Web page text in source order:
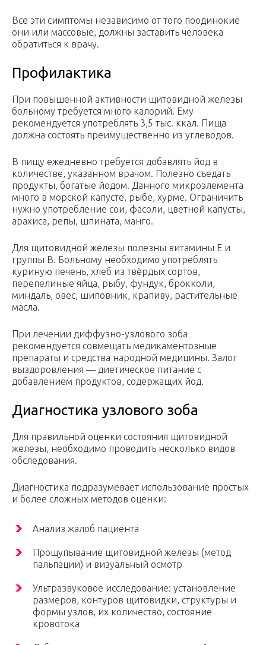
Все эти симптомы независимо от того поодинокие
они или массовые, должны заставить человека
обратиться к врачу.
Профилактика
При повышенной активности щитовидной железы
больному требуется много калорий. Ему
рекомендуется употреблять 3,5 тыс. ккал. Пища
должна состоять преимущественно из углеводов.
В пищу ежедневно требуется добавлять йод в
количестве, указанном врачом. Полезно съедать
продукты, богатые йодом. Данного микроэлемента
много в морской капусте, рыбе, хурме. Ограничить
нужно употребление сои, фасоли, цветной капусты,
арахиса, репы, шпината, манго.
Для щитовидной железы полезны витамины Е и
группы В. Больному необходимо употреблять
куриную печень, хлеб из твёрдых сортов,
перепелиные яйца, рыбу, фундук, брокколи,
миндаль, овес, шиповник, крапиву, растительные
масла.
При лечении диффузно-узлового зоба
рекомендуется совмещать медикаментозные
препараты и средства народной медицины. Залог
выздоровления — диетическое питание с
добавлением продуктов, содержащих йод.
Диагностика узлового зоба
Для правильной оценки состояния щитовидной
железы, необходимо проводить несколько видов
обследования.
Диагностика подразумевает использование простых
и более сложных методов оценки:
Анализ жалоб пациента
Прощупывание щитовидной железы (метод
пальпации) и визуальный осмотр
Ультразвуковое исследование: установление
размеров, контуров щитовидки, структуры и
формы узлов, их количество, состояние
кровотока